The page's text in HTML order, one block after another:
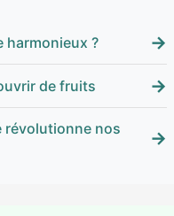
harmonieux ? →
de fruits →
révolutionne nos
→